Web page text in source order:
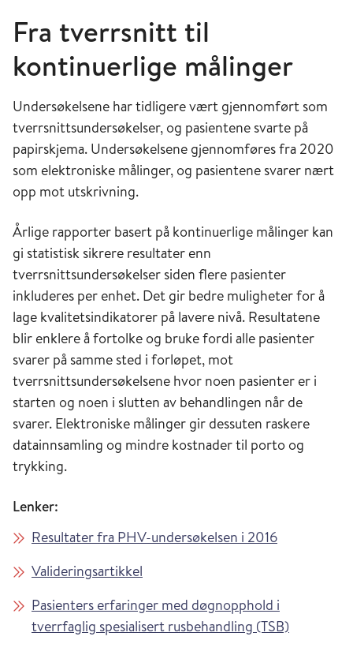
Fra tverrsnitt til
kontinuerlige målinger
Undersøkelsene har tidligere vært gjennomført som
tverrsnittsundersøkelser, og pasientene svarte på
papirskjema. Undersøkelsene gjennomføres fra 2020
som elektroniske målinger, og pasientene svarer nært
opp mot utskrivning.
Årlige rapporter basert på kontinuerlige målinger kan
gi statistisk sikrere resultater enn
tverrsnittsundersøkelser siden flere pasienter
inkluderes per enhet. Det gir bedre muligheter for å
lage kvalitetsindikatorer på lavere nivå. Resultatene
blir enklere å fortolke og bruke fordi alle pasienter
svarer på samme sted i forløpet, mot
tverrsnittsundersøkelsene hvor noen pasienter er i
starten og noen i slutten av behandlingen når de
svarer. Elektroniske målinger gir dessuten raskere
datainnsamling og mindre kostnader til porto og
trykking.
Lenker:
Resultater fra PHV-undersøkelsen i 2016
Valideringsartikkel
Pasienters erfaringer med døgnopphold i
tverrfaglig spesialisert rusbehandling (TSB)